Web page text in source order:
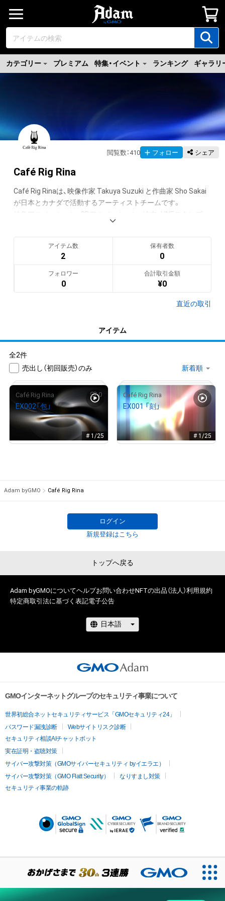
カテゴリー プレミアム 特集・イベント ランキング ギャラリ
閲覧数 ：410 フォロー シェア
Café Rig Rina
Café Rig Rinaは、映像作家 Takuya Suzuki と作曲家 Sho Sakai
が日本とカナダで活動するアーティストチームです。
抽象アニメーション、3Dアニメーション、絵本、LINEスタンプ、
English home page→
www.rigrina.com/en/index.html
アイテム数
2
保有者数
0
フォロワー
0
合計取引金額
¥0
直近の取引
アイテム
全2件
売出し（初回販売）のみ
# 1/25
Café Rig Rina 0
EX002「包」
¥320,000
# 1/25
Café Rig Rina 0
EX001 「刻」
¥320,000
売出し（初回販売）
Adam byGMO Café Rig Rina
ログイン
新規登録はこちら
トップへ戻る
Adam byGMOについてヘルプお問い合わせNFTの出品（法人）利用規約
特定商取引法に基づく表記電子公告
GMOインターネットグループのセキュリティ事業について
世界初総合ネットセキュリティサービス「GMOセキュリティ24」
パスワード漏洩診断
Webサイトリスク診断
セキュリティ相談AIチャットボット
実在証明・盗聴対策
サイバー攻撃対策（GMOサイバーセキュリティ byイエラエ）
サイバー攻撃対策（GMO Flatt Security）
なりすまし対策
セキュリティ事業の軌跡